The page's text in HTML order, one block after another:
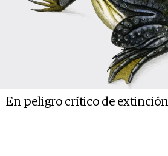
En peligro crítico de extinción